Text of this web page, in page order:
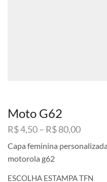
Moto G62
R$4,50– R$80,00Faixa
preço:
Capa feminina
motorola g62
ESCOLHA ESTAMPA TFN